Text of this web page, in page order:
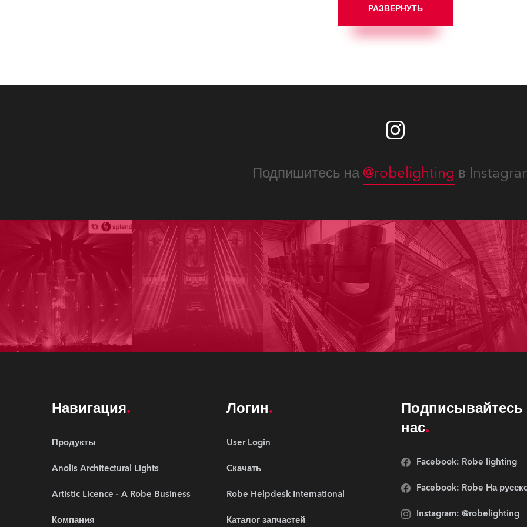
РАЗВЕРНУТЬ
Подпишитесь на @robelighting в
Навигация
Продукты
Anolis Architectural Lights
Artistic Licence - A Robe Business
Компания
Логин
User Login
Cкачать
Robe Helpdesk International
Каталог запчастей
Подписывайтесь
нас
Facebook: Robe lighting
Facebook: Robe Hа
Instagram: @robelighting